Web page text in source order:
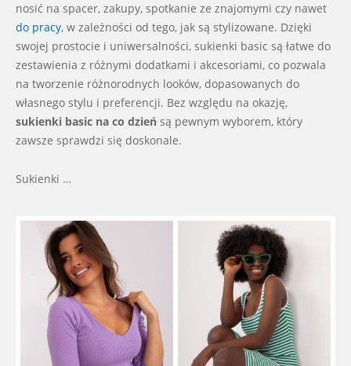
nosić na spacer, zakupy, spotkanie ze znajomymi czy nawet
do pracy, w zależności od tego, jak są stylizowane. Dzięki
swojej prostocie i uniwersalności, sukienki basic są łatwe do
zestawienia z różnymi dodatkami i akcesoriami, co pozwala
na tworzenie różnorodnych looków, dopasowanych do
własnego stylu i preferencji. Bez względu na okazję,
sukienki basic na co dzień są pewnym wyborem, który
zawsze sprawdzi się doskonale.
Sukienki …